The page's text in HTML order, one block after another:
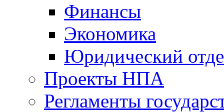
Финансы
Экономика
Юридический
Проекты НПА
Регламенты